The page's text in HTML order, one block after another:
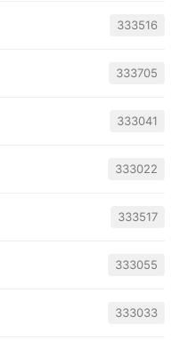
333516
333705
333041
333022
333517
333055
333033